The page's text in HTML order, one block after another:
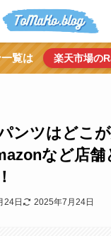
覧は 楽天市場の
ンツはどこ
など店舗
24日 2025年7月24日